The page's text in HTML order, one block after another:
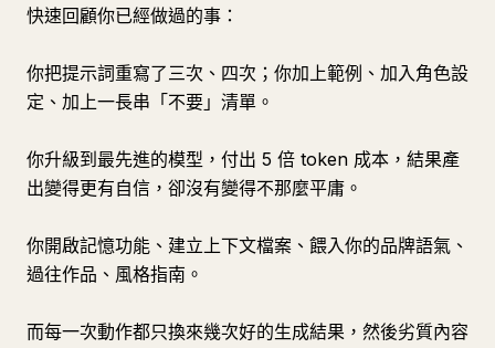
快速回顧你已經做過的事：
你把提示詞重寫了三次、四次；你加上範例、加入角色設
定、加上一長串「不要」清單。
你升級到最先進的模型，付出 5 倍 token 成本，結果產
出變得更有自信，卻沒有變得不那麼平庸。
你開啟記憶功能、建立上下文檔案、餵入你的品牌語氣、
過往作品、風格指南。
而每一次動作都只換來幾次好的生成結果，然後劣質內容